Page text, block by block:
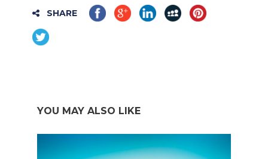
SHARE
YOU MAY ALSO LIKE